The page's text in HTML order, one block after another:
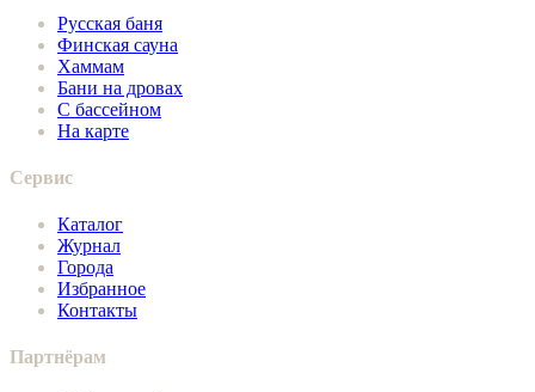
Русская баня
Финская сауна
Хаммам
Бани на дровах
С бассейном
На карте
Сервис
Каталог
Журнал
Города
Избранное
Контакты
Партнёрам